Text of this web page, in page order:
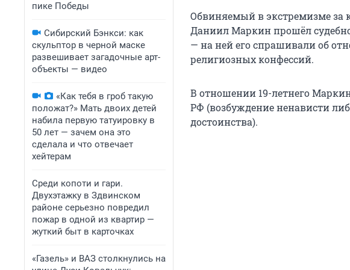
пике Победы
Сибирский Бэнкси: как
скульптор в черной маске
развешивает загадочные арт-
объекты — видео
«Как тебя в гроб такую
положат?» Мать двоих детей
набила первую татуировку в
50 лет — зачем она это
сделала и что отвечает
хейтерам
Среди копоти и гари.
Двухэтажку в Здвинском
районе серьезно повредил
пожар в одной из квартир —
жуткий быт в карточках
«Газель» и ВАЗ столкнулись на
Обвиняемый в экстремизме за
Даниил Маркин прошёл
— на ней его спрашивали об
религиозных конфессий.
В отношении 19-летнего
РФ (возбуждение ненависти
достоинства).